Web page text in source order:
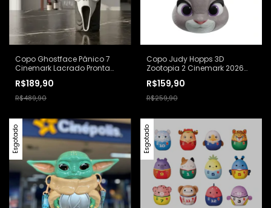
Copo Ghostface Pânico 7
Cinemark Lacrado Pronta
R$189,90
R$489,90
Copo Judy Hopps 3D
Zootopia 2 Cinemark 2026
R$159,90
R$259,90
Esgotado Esgotado